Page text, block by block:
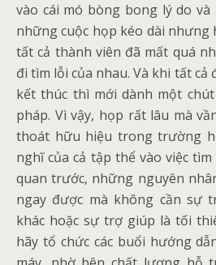
vào cái mó bòng bong lý do và
những cuộc họp kéo dài nhưng
tất cả thành viên đã mất quá
đi tìm lỗi của nhau. Và khi tất cả
kết thúc thì mới dành một
pháp. Vì vậy, họp rất lâu mà
thoát hữu hiệu trong trường
nghĩ của cả tập thể vào việc
quan trước, những nguyên
ngay được mà không cần sự
khác hoặc sự trợ giúp là tối
hãy tổ chức các buổi hướng